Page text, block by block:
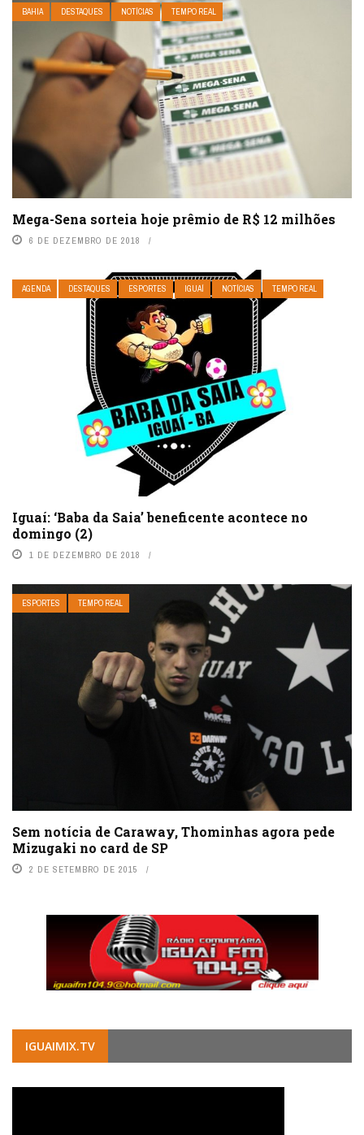
BAHIA DESTAQUES NOTÍCIAS TEMPO REAL
Mega-Sena sorteia hoje prêmio de R$ 12 milhões
6 DE DEZEMBRO DE 2018
AGENDA DESTAQUES ESPORTES IGUAÍ NOTÍCIAS TEMPO REAL
Iguaí: ‘Baba da Saia’ beneficente acontece no
domingo (2)
1 DE DEZEMBRO DE 2018
ESPORTES TEMPO REAL
Sem notícia de Caraway, Thominhas agora pede
Mizugaki no card de SP
2 DE SETEMBRO DE 2015
IGUAIMIX.TV